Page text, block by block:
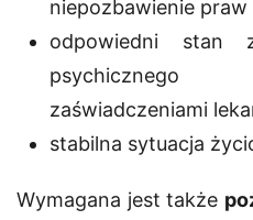
niepozbawienie
odpowiedni stan
zaświadczeniami
stabilna sytuacja
Wymagana jest także